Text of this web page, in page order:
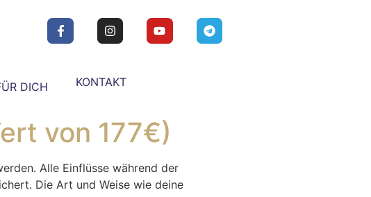
DICH KONTAKT
von 177€)
Alle Einflüsse während der
Die Art und Weise wie deine